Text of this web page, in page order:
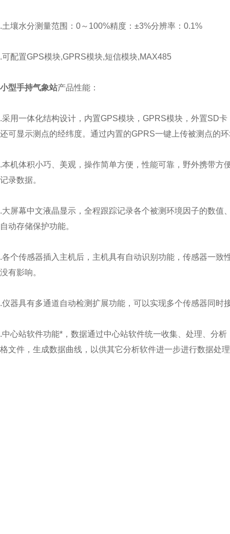
.土壤水分测量范围：0～100%精度：±3%分辨率：0.1%
.可配置GPS模块,GPRS模块,短信模块,MAX485
小型手持气象站产品性能：
.采用一体化结构设计，内置GPS模块，GPRS模块，外置SD
还可显示测点的经纬度。通过内置的GPRS一键上传被测点的
.本机体积小巧、美观，操作简单方便，性能可靠，野外携带
记录数据。
.大屏幕中文液晶显示，全程跟踪记录各个被测环境因子的数
自动存储保护功能。
.各个传感器插入主机后，主机具有自动识别功能，传感器一
没有影响。
.仪器具有多通道自动检测扩展功能，可以实现多个传感器同时
.中心站软件功能*，数据通过中心站软件统一收集、处理、分
格文件，生成数据曲线，以供其它分析软件进一步进行数据处